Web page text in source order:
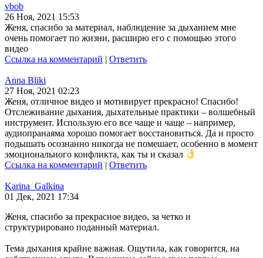
vbob
26 Ноя, 2021 15:53
Женя, спасибо за материал, наблюдение за дыханием мне
очень помогает по жизни, расширю его с помощью этого
видео
Ссылка на комментарий | Ответить
Anna Bliki
27 Ноя, 2021 02:23
Женя, отличное видео и мотивирует прекрасно! Спасибо!
Отслеживание дыхания, дыхательные практики – волшебный
инструмент. Использую его все чаще и чаще – например,
аудиопранаяма хорошо помогает восстановиться. Да и просто
подышать осознанно никогда не помешает, особенно в момент
эмоционального конфликта, как ты и сказал
Ссылка на комментарий | Ответить
Karina_Galkina
01 Дек, 2021 17:34
Женя, спасибо за прекрасное видео, за четко и
структурировано поданный материал.
Тема дыхания крайне важная. Ощутила, как говорится, на